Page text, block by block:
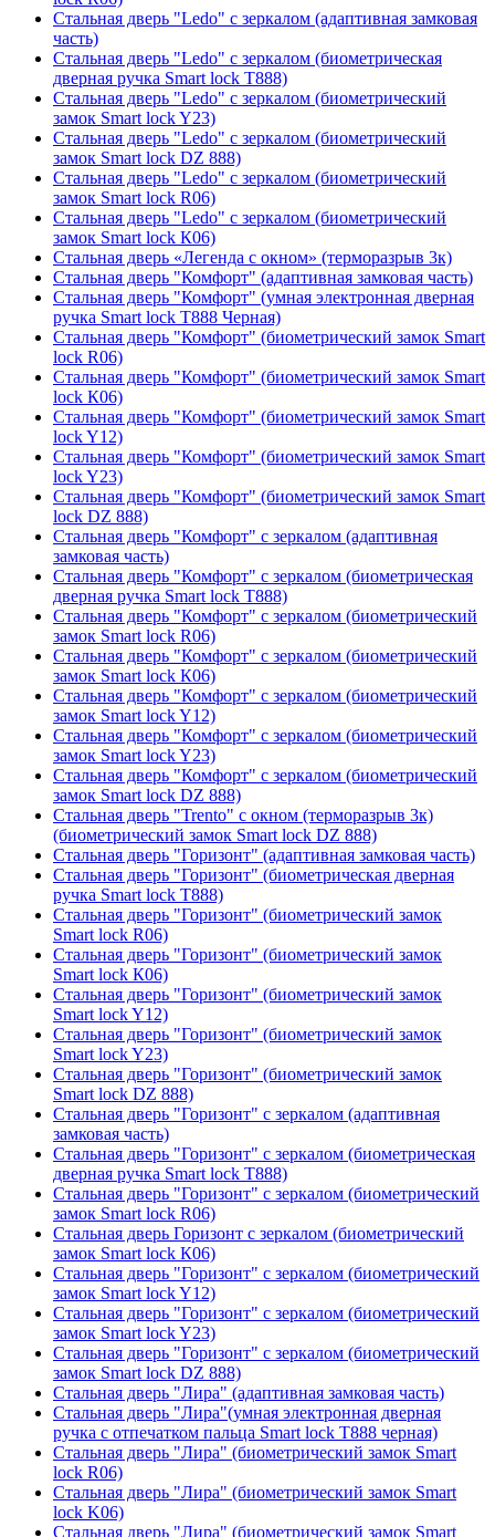
Стальная дверь "Ledo" с зеркалом (адаптивная замковая
часть)
Стальная дверь "Ledo" с зеркалом (биометрическая
дверная ручка Smart lock T888)
Стальная дверь "Ledo" с зеркалом (биометрический
замок Smart lock Y23)
Стальная дверь "Ledo" с зеркалом (биометрический
замок Smart lock DZ 888)
Стальная дверь "Ledo" с зеркалом (биометрический
замок Smart lock R06)
Стальная дверь "Ledo" с зеркалом (биометрический
замок Smart lock К06)
Стальная дверь «Легенда с окном» (терморазрыв 3к)
Стальная дверь "Комфорт" (адаптивная замковая часть)
Стальная дверь "Комфорт" (умная электронная дверная
ручка Smart lock T888 Черная)
Стальная дверь "Комфорт" (биометрический замок Smart
lock R06)
Стальная дверь "Комфорт" (биометрический замок Smart
lock К06)
Стальная дверь "Комфорт" (биометрический замок Smart
lock Y12)
Стальная дверь "Комфорт" (биометрический замок Smart
lock Y23)
Стальная дверь "Комфорт" (биометрический замок Smart
lock DZ 888)
Стальная дверь "Комфорт" с зеркалом (адаптивная
замковая часть)
Стальная дверь "Комфорт" с зеркалом (биометрическая
дверная ручка Smart lock T888)
Стальная дверь "Комфорт" с зеркалом (биометрический
замок Smart lock R06)
Стальная дверь "Комфорт" с зеркалом (биометрический
замок Smart lock К06)
Стальная дверь "Комфорт" с зеркалом (биометрический
замок Smart lock Y12)
Стальная дверь "Комфорт" с зеркалом (биометрический
замок Smart lock Y23)
Стальная дверь "Комфорт" с зеркалом (биометрический
замок Smart lock DZ 888)
Стальная дверь "Trento" с окном (терморазрыв 3к)
(биометрический замок Smart lock DZ 888)
Стальная дверь "Горизонт" (адаптивная замковая часть)
Стальная дверь "Горизонт" (биометрическая дверная
ручка Smart lock T888)
Стальная дверь "Горизонт" (биометрический замок
Smart lock R06)
Стальная дверь "Горизонт" (биометрический замок
Smart lock К06)
Стальная дверь "Горизонт" (биометрический замок
Smart lock Y12)
Стальная дверь "Горизонт" (биометрический замок
Smart lock Y23)
Стальная дверь "Горизонт" (биометрический замок
Smart lock DZ 888)
Стальная дверь "Горизонт" с зеркалом (адаптивная
замковая часть)
Стальная дверь "Горизонт" с зеркалом (биометрическая
дверная ручка Smart lock T888)
Стальная дверь "Горизонт" с зеркалом (биометрический
замок Smart lock R06)
Стальная дверь Горизонт с зеркалом (биометрический
замок Smart lock К06)
Стальная дверь "Горизонт" с зеркалом (биометрический
замок Smart lock Y12)
Стальная дверь "Горизонт" с зеркалом (биометрический
замок Smart lock Y23)
Стальная дверь "Горизонт" с зеркалом (биометрический
замок Smart lock DZ 888)
Стальная дверь "Лира" (адаптивная замковая часть)
Стальная дверь "Лира"(умная электронная дверная
ручка с отпечатком пальца Smart lock T888 черная)
Стальная дверь "Лира" (биометрический замок Smart
lock R06)
Стальная дверь "Лира" (биометрический замок Smart
lock K06)
Стальная дверь "Лира" (биометрический замок Smart